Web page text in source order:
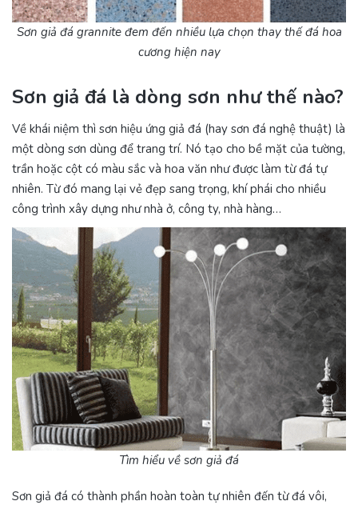
Sơn giả đá grannite đem đến nhiều lựa chọn thay thế đá hoa
cương hiện nay
Sơn giả đá là dòng sơn như thế nào?
Về khái niệm thì sơn hiệu ứng giả đá (hay sơn đá nghệ thuật) là
một dòng sơn dùng để trang trí. Nó tạo cho bề mặt của tường,
trần hoặc cột có màu sắc và hoa văn như được làm từ đá tự
nhiên. Từ đó mang lại vẻ đẹp sang trọng, khí phái cho nhiều
công trình xây dựng như nhà ở, công ty, nhà hàng…
Tìm hiểu về sơn giả đá
Sơn giả đá có thành phần hoàn toàn tự nhiên đến từ đá vôi,